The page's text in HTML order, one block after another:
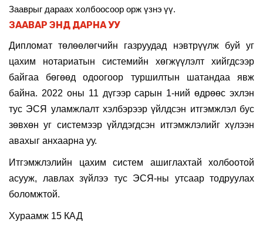
Зааврыг дараах холбоосоор орж үзнэ үү.
ЗААВАР ЭНД ДАРНА УУ
Дипломат төлөөлөгчийн газруудад нэвтрүүлж буй уг
цахим нотариатын системийн хөгжүүлэлт хийгдсээр
байгаа бөгөөд одоогоор туршилтын шатандаа явж
байна. 2022 оны 11 дүгээр сарын 1-ний өдрөөс эхлэн
тус ЭСЯ уламжлалт хэлбэрээр үйлдсэн итгэмжлэл бус
зөвхөн уг системээр үйлдэгдсэн итгэмжлэлийг хүлээн
авахыг анхаарна уу.
Итгэмжлэлийн цахим систем ашиглахтай холбоотой
асууж, лавлах зүйлээ тус ЭСЯ-ны утсаар тодруулах
боломжтой.
Хураамж 15 КАД